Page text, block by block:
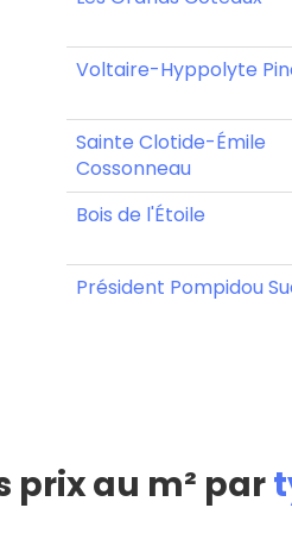
Voltaire-Hyppolyte
Sainte Clotide-Émile
Cossonneau
Bois de l'Étoile
Président Pompidou
prix au m² par